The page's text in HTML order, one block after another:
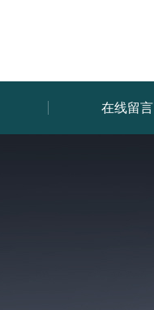
在线留言